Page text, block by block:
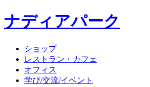
ナディアパーク
ショップ
レストラン・カフェ
オフィス
学び/交流/イベント